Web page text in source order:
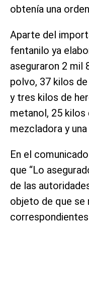
obtenía una
Aparte del
fentanilo ya
aseguraron 2 mil
polvo, 37 kilos
y tres kilos de
metanol, 25 kilos
mezcladora y
En el
que “Lo
de las
objeto de que se